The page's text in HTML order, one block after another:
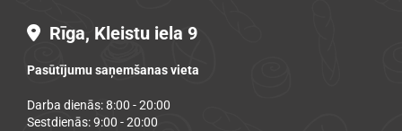
 Rīga, Kleistu iela 9
Pasūtījumu saņemšanas vieta
Darba dienās: 8:00 - 20:00
Sestdienās: 9:00 - 20:00